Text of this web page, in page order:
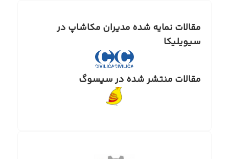
مقالات نمایه شده مدیران مکاشاپ در
سیویلیکا
مقالات منتشر شده در سیسوگ